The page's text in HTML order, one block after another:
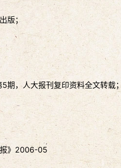
版；
期，人大报刊复印资料全文转载；
》2006-05